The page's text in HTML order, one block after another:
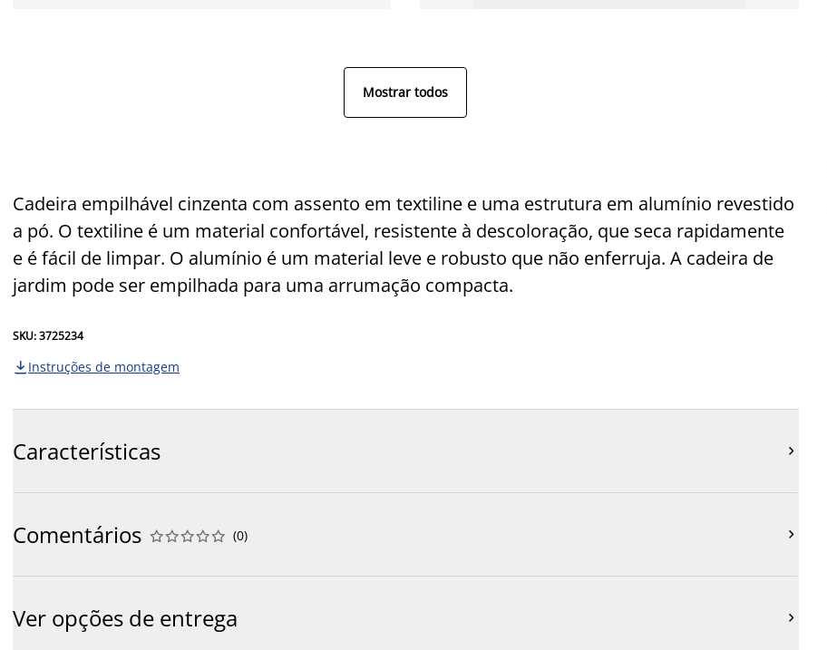
Mostrar todos
Cadeira empilhável cinzenta com assento em textiline e uma estrutura em alumínio revestido
a pó. O textiline é um material confortável, resistente à descoloração, que seca rapidamente
e é fácil de limpar. O alumínio é um material leve e robusto que não enferruja. A cadeira de
jardim pode ser empilhada para uma arrumação compacta.
SKU: 3725234
 Instruções de montagem
Características 
Comentários 




 (0) 
Ver opções de entrega 